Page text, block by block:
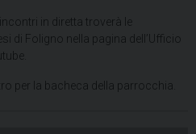
in diretta troverà le
di Foligno nella pagina dell’Ufficio
per la bacheca della parrocchia.